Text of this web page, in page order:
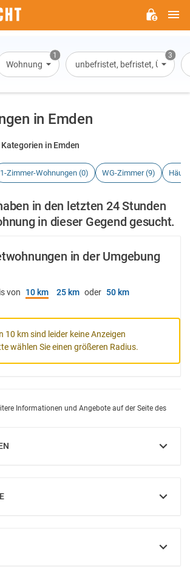
1
Wohnung
3
unbefristet, befristet,
in Emden
in Emden
1-Zimmer-Wohnungen (0) WG-Zimmer (9)
in den letzten 24 Stunden
in dieser Gegend gesucht.
in der Umgebung
von 10 km 25 km oder 50 km
10 km sind leider keine Anzeigen
wählen Sie einen größeren Radius.
Informationen und Angebote auf der Seite des